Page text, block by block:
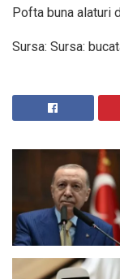
Pofta buna alaturi
Sursa: Sursa: